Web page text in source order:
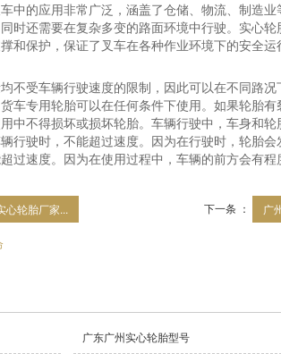
中的应用非常广泛，涵盖了仓储、物流、制造
时还需要在复杂多变的路面环境中行驶。实心
和保护，保证了叉车在各种作业环境下的安全运
不受车辆行驶速度的限制，因此可以在不同路
车专用轮胎可以在任何条件下使用。如果轮胎
中不得损坏或损坏轮胎。车辆行驶中，车身和
行驶时，不能超过速度。因为在行驶时，轮胎
过速度。因为在使用过程中，车辆的前方会有
心轮胎厂家... 下一条 ： 广
广东广州实心轮胎型号